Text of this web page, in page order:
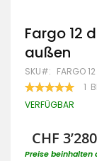
Zum
Anfang
der
Bildgalerie
springen
Fargo 12
außen
SKU FARGO
BEWERTUNG:
100
1
VERFÜGBAR
CHF
Preise beinhalten